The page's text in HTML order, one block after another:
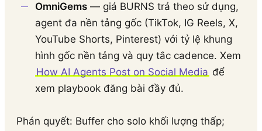
OmniGems — giá BURNS trả theo sử dụng,
agent đa nền tảng gốc (TikTok, IG Reels, X,
YouTube Shorts, Pinterest) với tỷ lệ khung
hình gốc nền tảng và quy tắc cadence. Xem
How AI Agents Post on Social Media để
xem playbook đăng bài đầy đủ.
Phán quyết: Buffer cho solo khối lượng thấp;